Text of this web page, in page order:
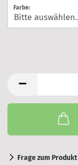
Farbe:
Frage zum Produkt